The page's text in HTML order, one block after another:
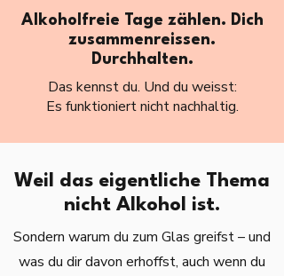
Alkoholfreie Tage zählen. Dich
zusammenreissen.
Durchhalten.
Das kennst du. Und du weisst:
Es funktioniert nicht nachhaltig.
Weil das eigentliche Thema
nicht Alkohol ist.
Sondern warum du zum Glas greifst – und
was du dir davon erhoffst, auch wenn du